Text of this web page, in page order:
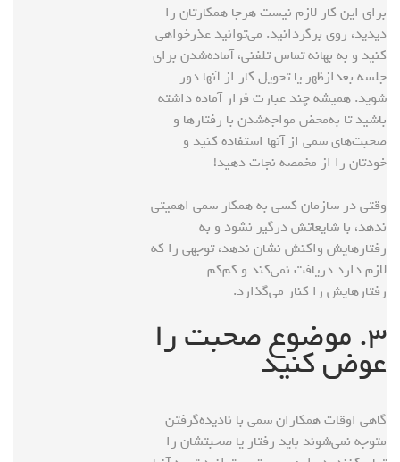
برای این کار لازم نیست هرجا همکارتان را
دیدید، روی برگردانید. می‌توانید عذرخواهی
کنید و به بهانه تماس تلفنی، آماده‌شدن برای
جلسه بعدازظهر یا تحویل کار از آنها دور
شوید. همیشه چند عبارت فرار آماده داشته
باشید تا به‌محض مواجه‌شدن با رفتارها و
صحبت‌های سمی از آنها استفاده کنید و
خودتان را از مخمصه نجات دهید!
وقتی در سازمان کسی به همکار سمی اهمیتی
ندهد، با شایعاتش درگیر نشود و به
رفتارهایش واکنش نشان ندهد، توجهی را که
لازم دارد دریافت نمی‌کند و کم‌کم
رفتارهایش را کنار می‌گذارد.
۳. موضوع صحبت را
عوض کنید
گاهی اوقات همکاران سمی با نادیده‌گرفتن
متوجه نمی‌شوند باید رفتار یا صحبتشان را